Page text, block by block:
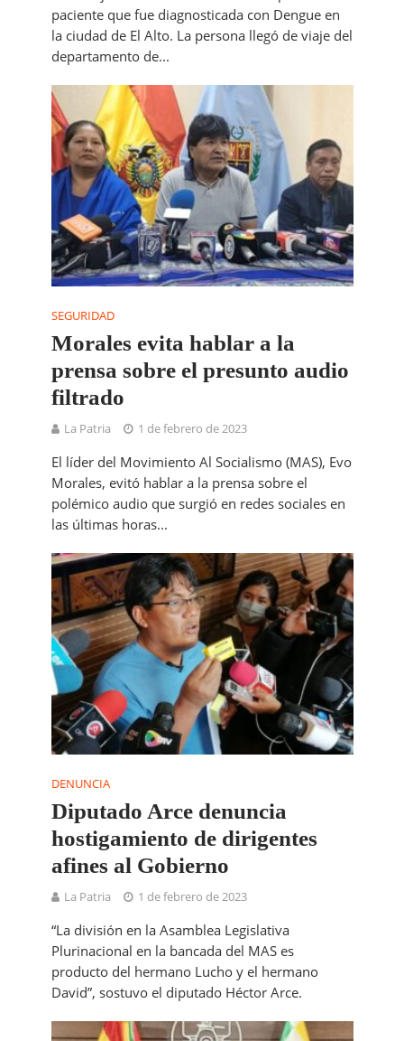
paciente que fue diagnosticada con Dengue en
la ciudad de El Alto. La persona llegó de viaje del
departamento de...
SEGURIDAD
Morales evita hablar a la
prensa sobre el presunto audio
filtrado
La Patria 1 de febrero de 2023
El líder del Movimiento Al Socialismo (MAS), Evo
Morales, evitó hablar a la prensa sobre el
polémico audio que surgió en redes sociales en
las últimas horas...
DENUNCIA
Diputado Arce denuncia
hostigamiento de dirigentes
afines al Gobierno
La Patria 1 de febrero de 2023
“La división en la Asamblea Legislativa
Plurinacional en la bancada del MAS es
producto del hermano Lucho y el hermano
David”, sostuvo el diputado Héctor Arce.